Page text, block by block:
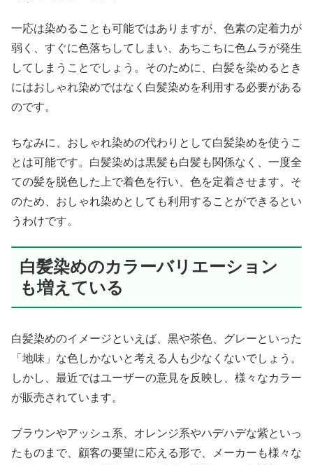
一応は染めることも可能ではありますが、色素の定着力が
弱く、すぐに色落ちしてしまい、あちこちに色ムラが発生
してしまうことでしょう。そのために、白髪を染めるとき
にはおしゃれ染めではなく白髪染めを利用する必要がある
のです。
ちなみに、おしゃれ染めの代わりとして白髪染めを使うこ
とは可能です。白髪染めは黒髪も白髪も関係なく、一度全
ての髪を脱色した上で着色を行い、色を定着させます。そ
のため、おしゃれ染めとしても利用することができるとい
うわけです。
白髪染めのカラーバリエーション
も増えている
白髪染めのイメージといえば、黒や茶色、グレーといった
「地味」な色しかないと考える人も少なくないでしょう。
しかし、最近ではユーザーの意見を反映し、様々なカラー
が販売されています。
ブラウンやアッシュ系、オレンジ系やハデハデな紫といっ
たものまで、顧客の要望に応える形で、メーカーも様々な